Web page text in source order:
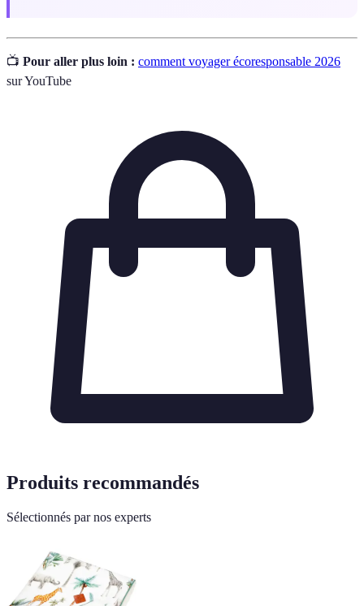
📺 Pour aller plus loin : comment voyager écoresponsable 2026
sur YouTube
Produits recommandés
Sélectionnés par nos experts